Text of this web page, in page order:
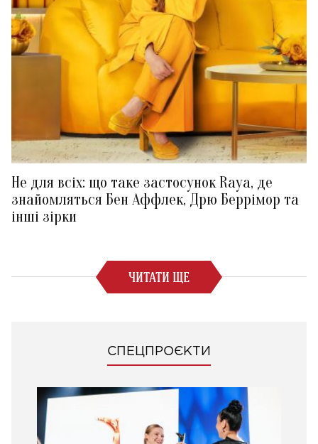
Не для всіх: що таке застосунок Raya, де
знайомляться Бен Аффлек, Дрю Беррімор та
інші зірки
ЧИТАТИ ЩЕ
СПЕЦПРОЄКТИ